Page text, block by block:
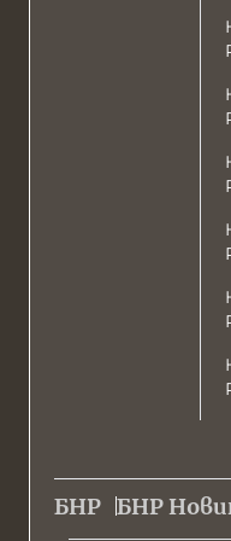
БНР БНР